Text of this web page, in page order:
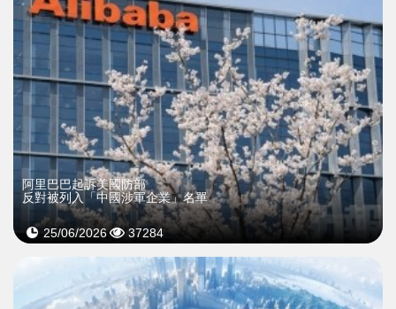
阿里巴巴起訴美國防部
反對被列入「中國涉軍企業」名單
25/06/2026 37284